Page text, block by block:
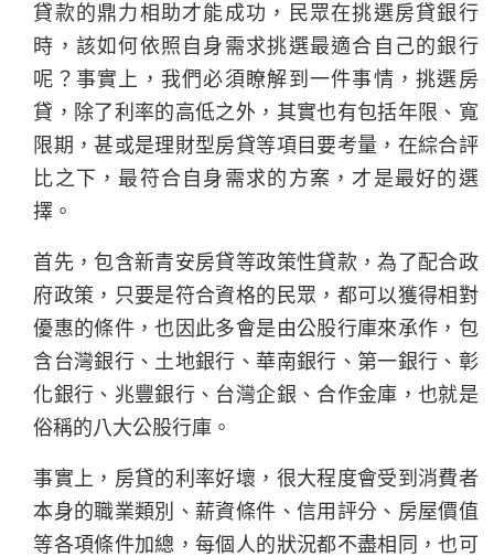
貸款的鼎力相助才能成功，民眾在挑選房貸銀行
時，該如何依照自身需求挑選最適合自己的銀行
呢？事實上，我們必須瞭解到一件事情，挑選房
貸，除了利率的高低之外，其實也有包括年限、寬
限期，甚或是理財型房貸等項目要考量，在綜合評
比之下，最符合自身需求的方案，才是最好的選
擇。
首先，包含新青安房貸等政策性貸款，為了配合政
府政策，只要是符合資格的民眾，都可以獲得相對
優惠的條件，也因此多會是由公股行庫來承作，包
含台灣銀行、土地銀行、華南銀行、第一銀行、彰
化銀行、兆豐銀行、台灣企銀、合作金庫，也就是
俗稱的八大公股行庫。
事實上，房貸的利率好壞，很大程度會受到消費者
本身的職業類別、薪資條件、信用評分、房屋價值
等各項條件加總，每個人的狀況都不盡相同，也可